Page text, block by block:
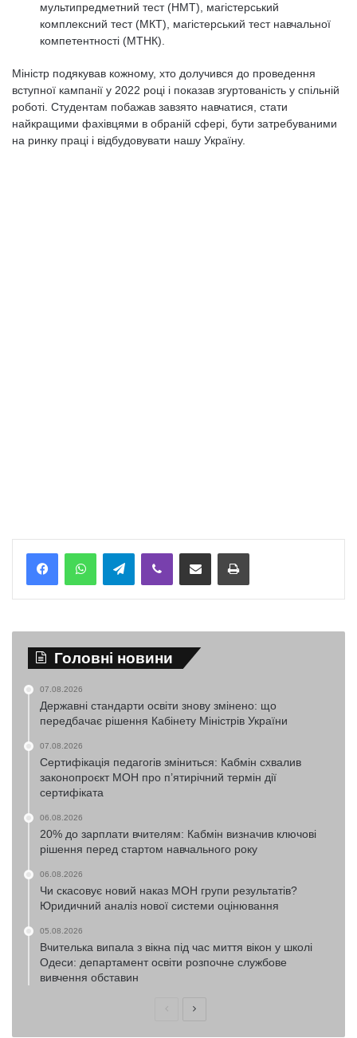
мультипредметний тест (НМТ), магістерський
комплексний тест (МКТ), магістерський тест навчальної
компетентності (МТНК).
Міністр подякував кожному, хто долучився до проведення
вступної кампанії у 2022 році і показав згуртованість у спільній
роботі. Студентам побажав завзято навчатися, стати
найкращими фахівцями в обраній сфері, бути затребуваними
на ринку праці і відбудовувати нашу Україну.
TelegramViber Надіслати електронною поштоюНадрукувати
Головні новини
07.08.2026
Державні стандарти освіти знову змінено: що
передбачає рішення Кабінету Міністрів України
07.08.2026
Сертифікація педагогів зміниться: Кабмін схвалив
законопроєкт МОН про п’ятирічний термін дії
сертифіката
06.08.2026
20% до зарплати вчителям: Кабмін визначив ключові
рішення перед стартом навчального року
06.08.2026
Чи скасовує новий наказ МОН групи результатів?
Юридичний аналіз нової системи оцінювання
05.08.2026
Вчителька випала з вікна під час миття вікон у школі
Одеси: департамент освіти розпочне службове
вивчення обставин
ПопередняНаступна